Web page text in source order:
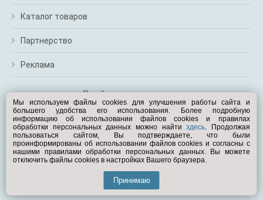
Каталог товаров
Партнерство
Реклама
Перейти на полную версию
Вам помочь?
© Exist.ru 1998—2026
Мы используем файлы cookies для улучшения работы сайта и
большего удобства его использования. Более подробную
информацию об использовании файлов cookies и правилах
обработки персональных данных можно найтиздесь. Продолжая
пользоваться сайтом, Вы подтверждаете, что были
проинформированы об использовании файлов cookies и согласны с
нашими правилами обработки персональных данных. Вы можете
отключить файлы cookies в настройках Вашего браузера.
Принимаю